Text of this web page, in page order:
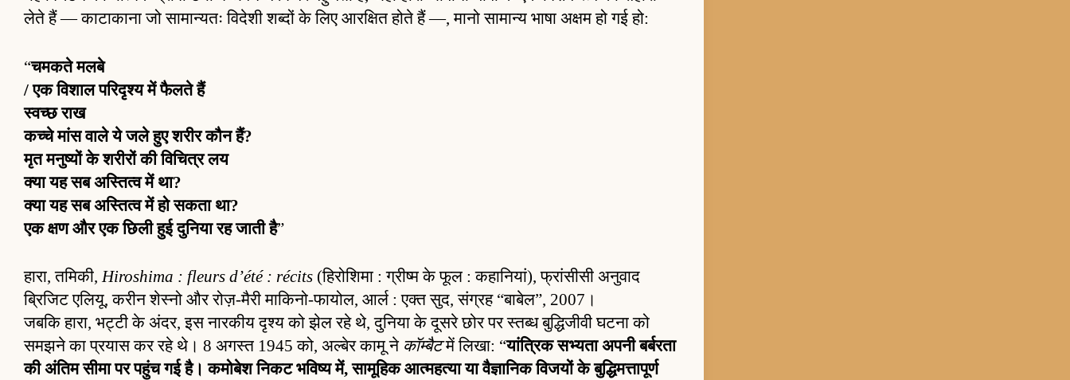
लेते हैं — काटाकाना जो सामान्यतः विदेशी शब्दों के लिए आरक्षित होते हैं —, मानो सामान्य भाषा अक्षम हो गई हो:
“चमकते मलबे
/ एक विशाल परिदृश्य में फैलते हैं
स्वच्छ राख
कच्चे मांस वाले ये जले हुए शरीर कौन हैं?
मृत मनुष्यों के शरीरों की विचित्र लय
क्या यह सब अस्तित्व में था?
क्या यह सब अस्तित्व में हो सकता था?
एक क्षण और एक छिली हुई दुनिया रह जाती है”
हारा, तमिकी,Hiroshima : fleurs d’été : récits (हिरोशिमा : ग्रीष्म के फूल : कहानियां), फ्रांसीसी अनुवाद
ब्रिजिट एलियू, करीन शेस्नो और रोज़-मैरी माकिनो-फायोल, आर्ल : एक्त सुद, संग्रह “बाबेल”, 2007।
जबकि हारा, भट्टी के अंदर, इस नारकीय दृश्य को झेल रहे थे, दुनिया के दूसरे छोर पर स्तब्ध बुद्धिजीवी घटना को
समझने का प्रयास कर रहे थे। 8 अगस्त 1945 को, अल्बेर कामू ने कॉम्बैटमें लिखा: “यांत्रिक सभ्यता अपनी बर्बरता
की अंतिम सीमा पर पहुंच गई है। कमोबेश निकट भविष्य में, सामूहिक आत्महत्या या वैज्ञानिक विजयों के बुद्धिमत्तापूर्ण